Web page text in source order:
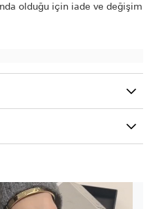
olduğu için iade ve değişim